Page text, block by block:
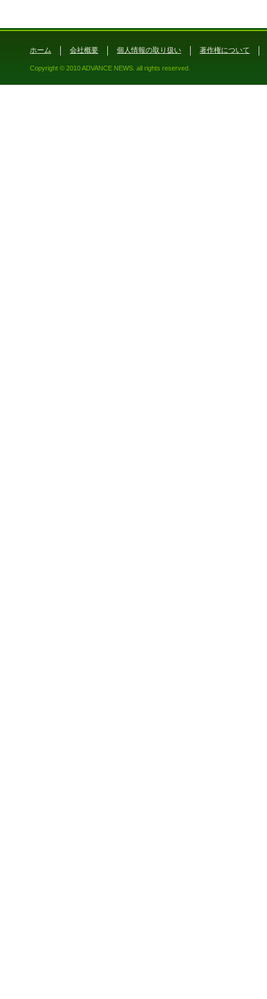
ホーム 会社概要 個人情報の取り扱い 著作権について
Copyright © 2010 ADVANCE NEWS. all rights reserved.